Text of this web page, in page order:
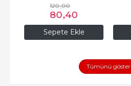
Sepete Ekle
120,00
80,40
Tümünü göster